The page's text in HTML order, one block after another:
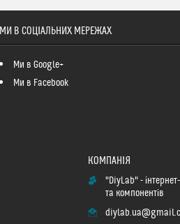
МИ В СОЦІАЛЬНИХ МЕРЕЖАХ
Ми в Google+
Ми в Facebook
"DiyLab" -
та компонентів